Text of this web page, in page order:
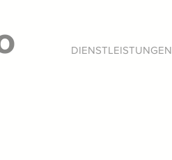
DIENSTLEISTUNGEN